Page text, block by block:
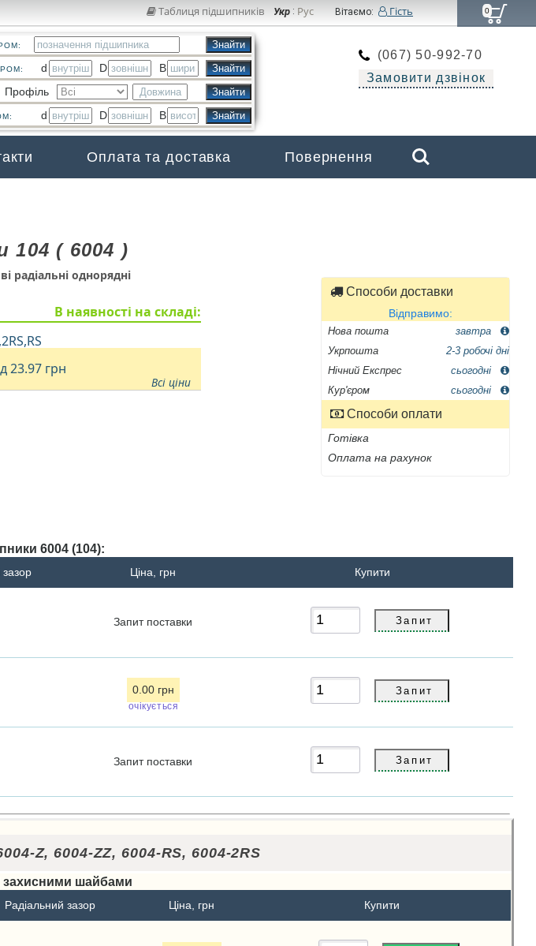
Таблиця підшипників Укр: Рус Вітаємо: Гість
(067) 50-992-70
Замовити дзвінок
d D B
Профіль
d D B
Оплата та доставка Повернення
Search
0
104 ( 6004 )
радіальні однорядні
В наявності на складі:
23.97грн
Всі ціни
Способи доставки
Відправимо:
Нова пошта
завтра
Укрпошта
2-3 робочі дні
Нічний Експрес
сьогодні
Кур'єром
сьогодні
Способи оплати
Готівка
Оплата на рахунок
6004 (104):
зазор Ціна, грн Купити
Запит поставки
0.00 грн
очікується
Запит поставки
Z, 6004-ZZ, 6004-RS, 6004-2RS
захисними шайбами
Радіальний зазор Ціна, грн Купити